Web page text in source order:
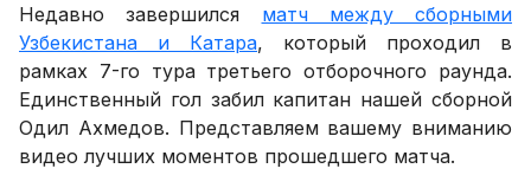
Недавно завершился матч между сборными
Узбекистана и Катара, который проходил в
рамках 7-го тура третьего отборочного раунда.
Единственный гол забил капитан нашей сборной
Одил Ахмедов. Представляем вашему вниманию
видео лучших моментов прошедшего матча.